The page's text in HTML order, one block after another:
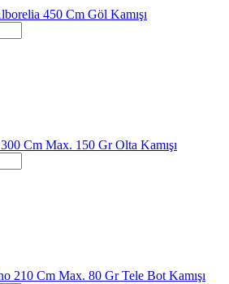
450 Cm Göl Kamışı
Cm Max. 150 Gr Olta Kamışı
210 Cm Max. 80 Gr Tele Bot Kamışı